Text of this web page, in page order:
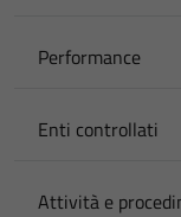
Performance
Enti controllati
Attività e